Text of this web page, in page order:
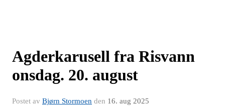
Agderkarusell fra Risvann
onsdag. 20. august
Postet av Bjørn Stormoen den 16. aug 2025